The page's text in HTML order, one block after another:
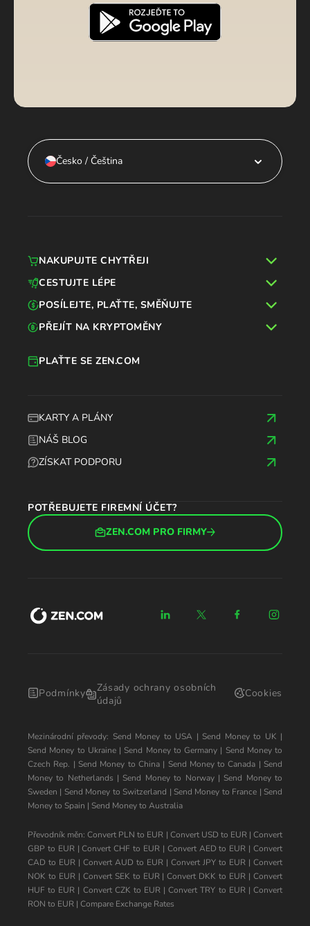
Česko / Čeština
KARTY A PLÁNY
NÁŠ BLOG
ZÍSKAT PODPORU
PLAŤTE SE ZEN.COM
POTŘEBUJETE FIREMNÍ ÚČET?
ZEN.COM PRO FIRMY
NAKUPUJTE CHYTŘEJI
CESTUJTE LÉPE
POSÍLEJTE, PLAŤTE, SMĚŇUJTE
PŘEJÍT NA KRYPTOMĚNY
Podmínky
Zásady ochrany osobních
údajů
Cookies
Mezinárodní převody: Send Money to USA | Send Money to UK |
Send Money to Ukraine| Send Money to Germany | Send Money to
Czech Rep. | Send Money to China| Send Money to Canada | Send
Money to Netherlands | Send Money to Norway| Send Money to
Sweden | Send Money to Switzerland | Send Money to France | Send
Money to Spain | Send Money to Australia
Převodník měn:Convert PLN to EUR | Convert USD to EUR|Convert
GBP to EUR|Convert CHF to EUR | Convert AED to EUR |Convert
CAD to EUR | Convert AUD to EUR | Convert JPY to EUR | Convert
NOK to EUR| Convert SEK to EUR|Convert DKK to EUR |Convert
HUF to EUR | Convert CZK to EUR |Convert TRY to EUR|Convert
RON to EUR | Compare Exchange Rates